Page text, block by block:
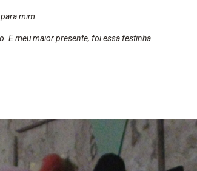
mim.
E meu maior presente, foi essa festinha.